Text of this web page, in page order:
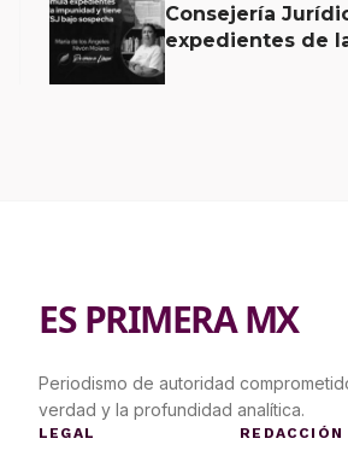
Consejería
expedientes de
ES PRIMERA MX
Periodismo de autoridad
verdad y la profundidad analítica.
LEGAL REDACCIÓN